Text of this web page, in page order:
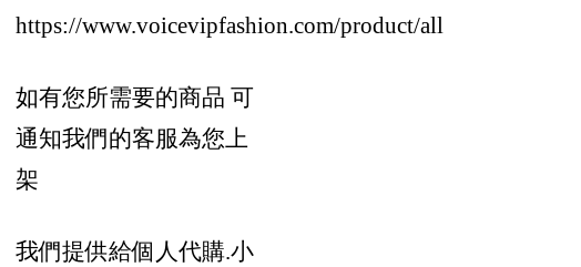
https://www.voicevipfashion.com/product/all
如有您所需要的商品 可
通知我們的客服為您上
架
我們提供給個人代購.小